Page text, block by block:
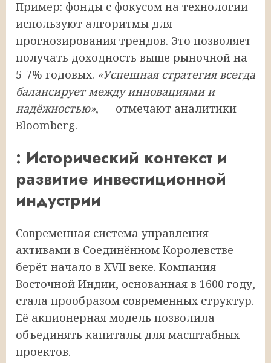
Пример: фонды с фокусом на технологии
используют алгоритмы для
прогнозирования трендов. Это позволяет
получать доходность выше рыночной на
5-7% годовых. «Успешная стратегия всегда
балансирует между инновациями и
надёжностью», — отмечают аналитики
Bloomberg.
: Исторический контекст и
развитие инвестиционной
индустрии
Современная система управления
активами в Соединённом Королевстве
берёт начало в XVII веке. Компания
Восточной Индии, основанная в 1600 году,
стала прообразом современных структур.
Её акционерная модель позволила
объединять капиталы для масштабных
проектов.